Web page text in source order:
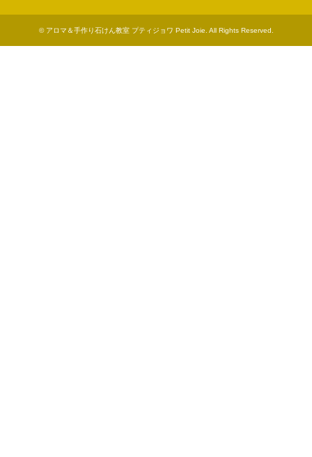
© アロマ＆手作り石けん教室 プティジョワ Petit Joie . All Rights Reserved.